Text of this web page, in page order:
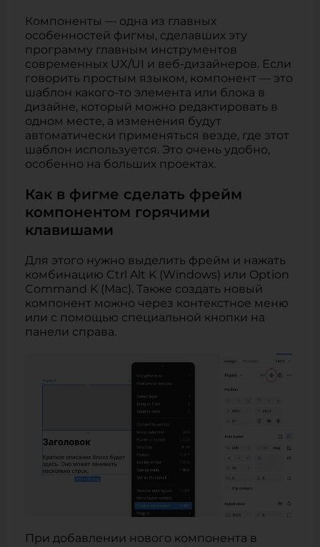
Компоненты — одна из главных
особенностей фигмы, сделавших эту
программу главным инструментов
современных UX/UI и веб-дизайнеров. Если
говорить простым языком, компонент — это
шаблон какого-то элемента или блока в
дизайне, который можно редактировать в
одном месте, а изменения будут
автоматически применяться везде, где этот
шаблон используется. Это очень удобно,
особенно на больших проектах.
Как в фигме сделать фрейм
компонентом горячими
клавишами
Для этого нужно выделить фрейм и нажать
комбинацию Ctrl Alt K (Windows) или Option
Command K (Mac). Также создать новый
компонент можно через контекстное меню
или с помощью специальной кнопки на
панели справа.
При добавлении нового компонента в